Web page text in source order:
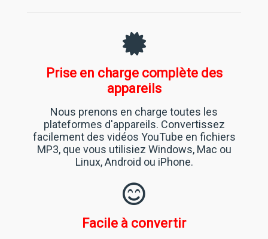
Prise en charge complète des
appareils
Nous prenons en charge toutes les
plateformes d'appareils. Convertissez
facilement des vidéos YouTube en fichiers
MP3, que vous utilisiez Windows, Mac ou
Linux, Android ou iPhone.
Facile à convertir